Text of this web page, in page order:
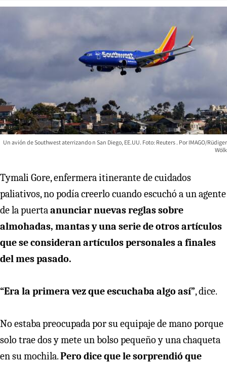
Un avión de Southwest aterrizando n San Diego, EE.UU. Foto: Reuters
IMAGO/Rüdiger
Wölk
Tymali Gore, enfermera itinerante de cuidados
paliativos, no podía creerlo cuando escuchó a un agente
de la puertaanunciar nuevas reglas sobre
almohadas, mantas y una serie de otros artículos
que se consideran artículos personales a finales
del mes pasado.
“Era la primera vez que escuchaba algo así”, dice.
No estaba preocupada por su equipaje de mano porque
solo trae dos y mete un bolso pequeño y una chaqueta
en su mochila.Pero dice que le sorprendió que